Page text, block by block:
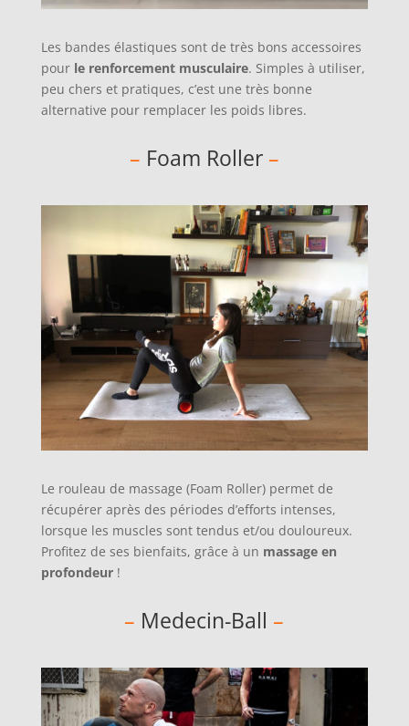
Les bandes élastiques sont de très bons accessoires
pour le renforcement musculaire. Simples à utiliser,
peu chers et pratiques, c’est une très bonne
alternative pour remplacer les poids libres.
– Foam Roller –
Le rouleau de massage (Foam Roller) permet de
récupérer après des périodes d’efforts intenses,
lorsque les muscles sont tendus et/ou douloureux.
Profitez de ses bienfaits, grâce à un massage en
profondeur!
– Medecin-Ball –